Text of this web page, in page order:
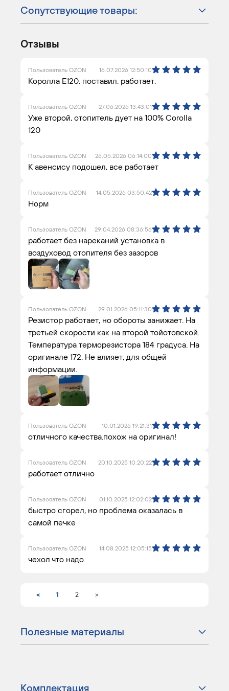
Сопутствующие товары:
Отзывы
Пользователь OZON 16.07.2026 12:50:10
Королла Е120. поставил. работает.
Пользователь OZON 27.06.2026 13:43:01
Уже второй, отопитель дует на 100% Corolla
120
Пользователь OZON 26.05.2026 06:14:00
К авенсису подошел, все работает
Пользователь OZON 14.05.2026 03:50:42
Норм
Пользователь OZON 29.04.2026 08:36:56
работает без нареканий установка в
воздуховод отопителя без зазоров
Пользователь OZON 29.01.2026 05:11:30
Резистор работает, но обороты занижает. На
третьей скорости как на второй тойотовской.
Температура терморезистора 184 градуса. На
оригинале 172. Не влияет, для общей
информации.
Пользователь OZON 10.01.2026 19:21:31
отличного качества.похож на оригинал!
Пользователь OZON 20.10.2025 10:20:22
работает отлично
Пользователь OZON 01.10.2025 12:02:02
быстро сгорел, но проблема оказалась в
самой печке
Пользователь OZON 14.08.2025 12:05:15
чехол что надо
< 1 2 >
Полезные материалы
Комплектация